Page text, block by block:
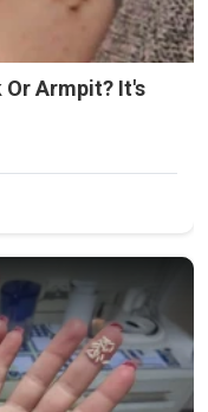
Or Armpit? It's